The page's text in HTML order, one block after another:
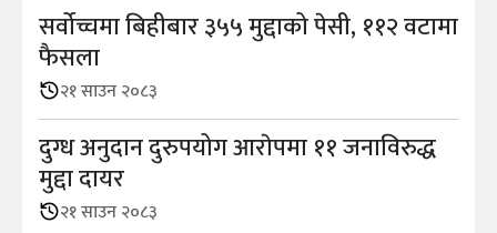
सर्वोच्चमा बिहीबार ३५५ मुद्दाको पेसी, ११२ वटामा
फैसला
२१ साउन २०८३
दुग्ध अनुदान दुरुपयोग आराेपमा ११ जनाविरुद्ध
मुद्दा दायर
२१ साउन २०८३